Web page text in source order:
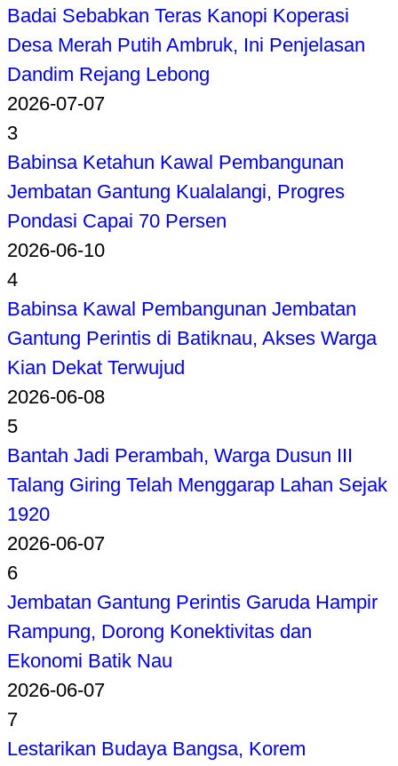
Badai Sebabkan Teras Kanopi Koperasi
Desa Merah Putih Ambruk, Ini Penjelasan
Dandim Rejang Lebong
2026-07-07
3
Babinsa Ketahun Kawal Pembangunan
Jembatan Gantung Kualalangi, Progres
Pondasi Capai 70 Persen
2026-06-10
4
Babinsa Kawal Pembangunan Jembatan
Gantung Perintis di Batiknau, Akses Warga
Kian Dekat Terwujud
2026-06-08
5
Bantah Jadi Perambah, Warga Dusun III
Talang Giring Telah Menggarap Lahan Sejak
1920
2026-06-07
6
Jembatan Gantung Perintis Garuda Hampir
Rampung, Dorong Konektivitas dan
Ekonomi Batik Nau
2026-06-07
7
Lestarikan Budaya Bangsa, Korem